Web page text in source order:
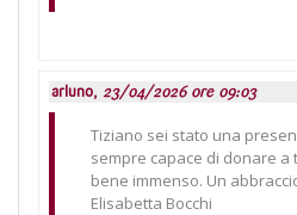
arluno, 23/04/2026 ore 09:03
Tiziano sei stato una
sempre capace di donare
bene immenso. Un
Elisabetta Bocchi